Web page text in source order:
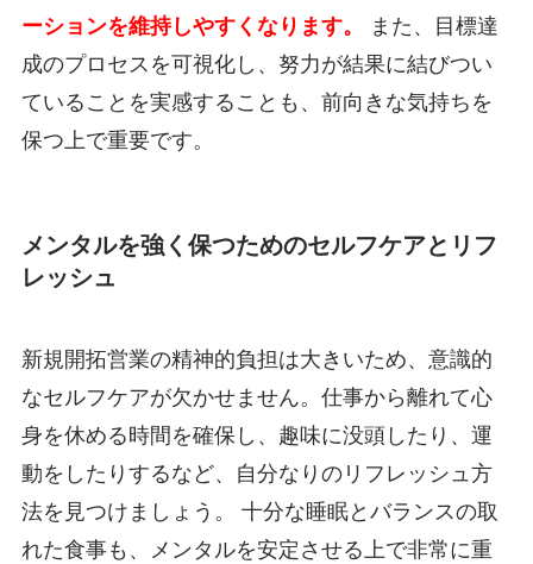
ーションを維持しやすくなります。
また、目標達
成のプロセスを可視化し、努力が結果に結びつい
ていることを実感することも、前向きな気持ちを
保つ上で重要です。
メンタルを強く保つためのセルフケアとリフ
レッシュ
新規開拓営業の精神的負担は大きいため、意識的
なセルフケアが欠かせません。仕事から離れて心
身を休める時間を確保し、趣味に没頭したり、運
動をしたりするなど、自分なりのリフレッシュ方
法を見つけましょう。 十分な睡眠とバランスの取
れた食事も、メンタルを安定させる上で非常に重